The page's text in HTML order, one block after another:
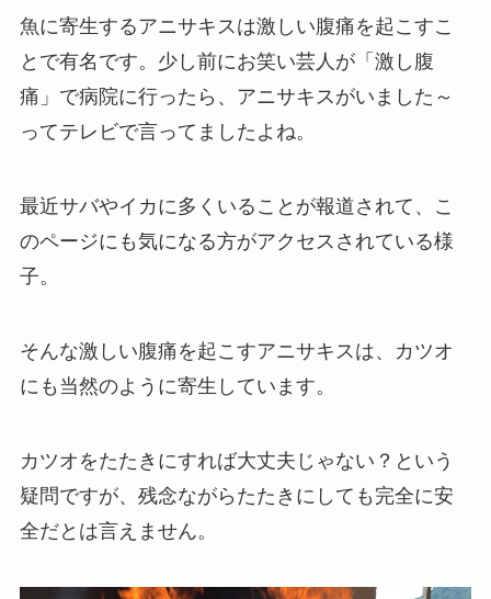
魚に寄生するアニサキスは激しい腹痛を起こすこ
とで有名です。 少し前にお笑い芸人が「激し腹
痛」で病院に行ったら、 アニサキスがいました～
ってテレビで言ってましたよね。
最近サバやイカに多くいることが報道されて、
こ
のページにも気になる方がアクセスされている様
子。
そんな激しい腹痛を起こすアニサキスは、
カツオ
にも当然のように寄生しています。
カツオをたたきにすれば大丈夫じゃない？という
疑問ですが、 残念ながらたたきにしても完全に安
全だとは言えません。